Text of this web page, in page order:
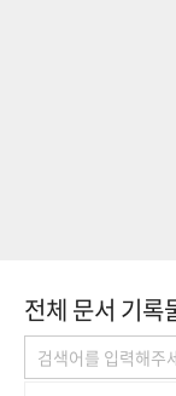
숫자
전체 문서 기록